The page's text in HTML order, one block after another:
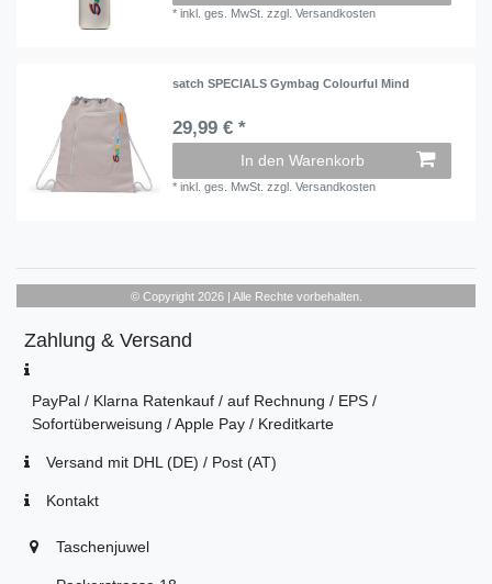
*inkl. ges. MwSt. zzgl.Versandkosten
satch SPECIALS Gymbag Colourful Mind
29,99 € *
In den Warenkorb
*inkl. ges. MwSt. zzgl.Versandkosten
© Copyright 2026 | Alle Rechte vorbehalten.
Zahlung & Versand
PayPal / Klarna Ratenkauf / auf Rechnung / EPS /
Sofortüberweisung / Apple Pay / Kreditkarte
Versand mit DHL (DE) / Post (AT)
Kontakt
Taschenjuwel